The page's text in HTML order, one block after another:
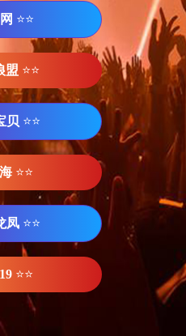
⭐⭐
盟 ⭐⭐
贝 ⭐⭐
⭐⭐
凤 ⭐⭐
⭐⭐